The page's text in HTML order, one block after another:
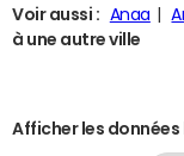
Voir aussi : Anaa
à une autre ville
Afficher les